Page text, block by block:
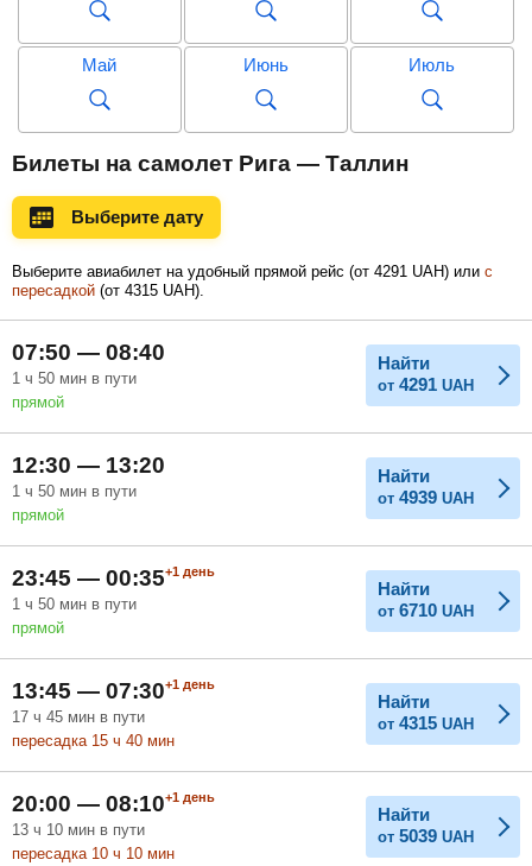
Май Июнь Июль
Сентябрь
Ноябрь
Билеты на самолет Рига — Таллин
Выберите дату
Выберите авиабилет на удобный прямой рейс (от 4291 UAH) или с
пересадкой (от 4315 UAH).
07:50 — 08:40
1 ч 50 мин в пути
прямой
Найти
от 4291 UAH
12:30 — 13:20
1 ч 50 мин в пути
прямой
Найти
от 4939 UAH
23:45 — 00:35+1 день
1 ч 50 мин в пути
прямой
Найти
от 6710 UAH
13:45 — 07:30+1 день
17 ч 45 мин в пути
пересадка 15 ч 40 мин
Найти
от 4315 UAH
20:00 — 08:10+1 день
13 ч 10 мин в пути
пересадка 10 ч 10 мин
Найти
от 5039 UAH